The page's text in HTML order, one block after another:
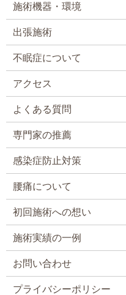
施術機器・環境
出張施術
不眠症について
アクセス
よくある質問
専門家の推薦
感染症防止対策
腰痛について
初回施術への想い
施術実績の一例
お問い合わせ
プライバシーポリシー